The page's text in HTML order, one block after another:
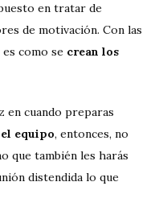
en tratar de
de motivación. Con las
como se crean los
en cuando preparas
equipo, entonces, no
que también les harás
distendida lo que